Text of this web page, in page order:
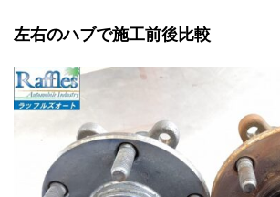
左右のハブで施工前後比較